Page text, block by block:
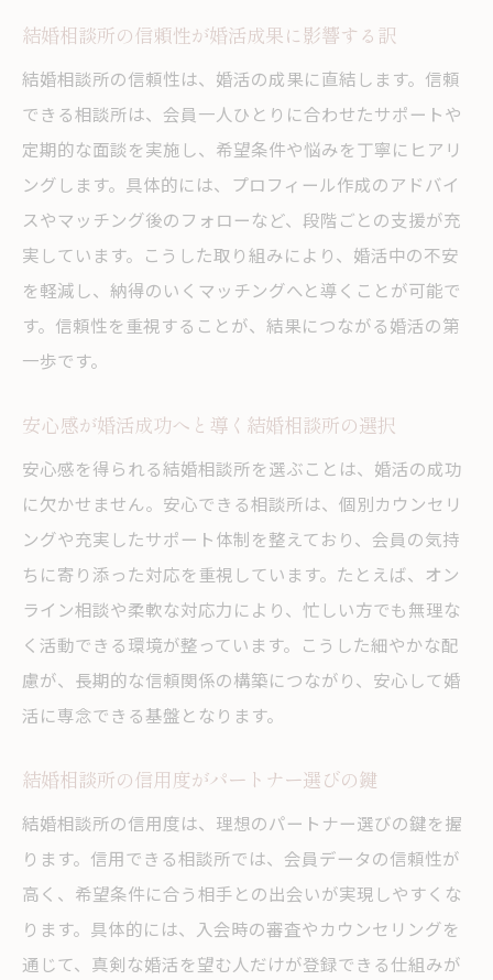
結婚相談所の信頼性が婚活成果に影響する訳
結婚相談所の信頼性は、婚活の成果に直結します。信頼
できる相談所は、会員一人ひとりに合わせたサポートや
定期的な面談を実施し、希望条件や悩みを丁寧にヒアリ
ングします。具体的には、プロフィール作成のアドバイ
スやマッチング後のフォローなど、段階ごとの支援が充
実しています。こうした取り組みにより、婚活中の不安
を軽減し、納得のいくマッチングへと導くことが可能で
す。信頼性を重視することが、結果につながる婚活の第
一歩です。
安心感が婚活成功へと導く結婚相談所の選択
安心感を得られる結婚相談所を選ぶことは、婚活の成功
に欠かせません。安心できる相談所は、個別カウンセリ
ングや充実したサポート体制を整えており、会員の気持
ちに寄り添った対応を重視しています。たとえば、オン
ライン相談や柔軟な対応力により、忙しい方でも無理な
く活動できる環境が整っています。こうした細やかな配
慮が、長期的な信頼関係の構築につながり、安心して婚
活に専念できる基盤となります。
結婚相談所の信用度がパートナー選びの鍵
結婚相談所の信用度は、理想のパートナー選びの鍵を握
ります。信用できる相談所では、会員データの信頼性が
高く、希望条件に合う相手との出会いが実現しやすくな
ります。具体的には、入会時の審査やカウンセリングを
通じて、真剣な婚活を望む人だけが登録できる仕組みが